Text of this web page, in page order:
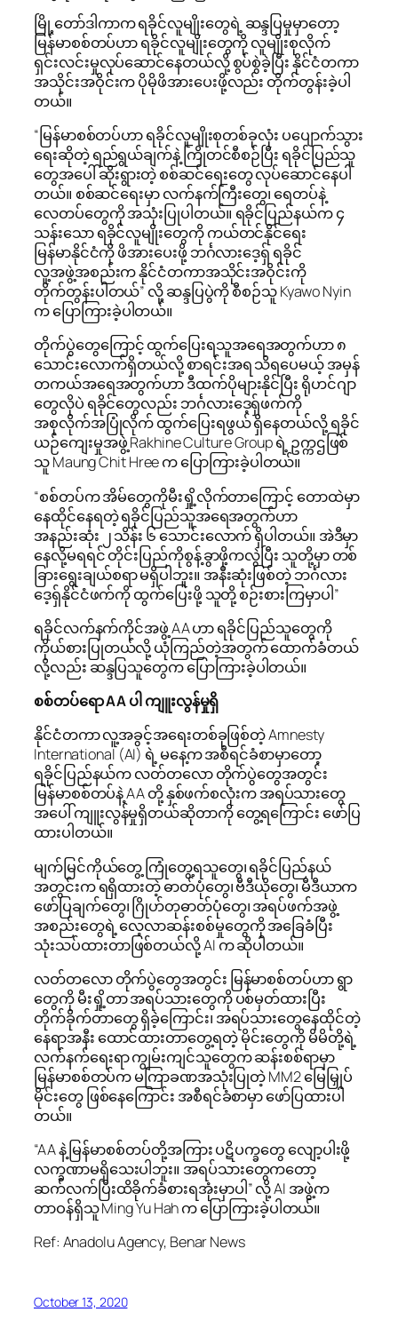
မြို့တော်ဒါကာက ရခိုင်လူမျိုးတွေရဲ့ ဆန္ဒပြမှုမှာတော့
မြန်မာစစ်တပ်ဟာ ရခိုင်လူမျိုးတွေကို လူမျိုးစုလိုက်
ရှင်းလင်းမှုလုပ်ဆောင်နေတယ်လို့ စွပ်စွဲခဲ့ပြီး နိုင်ငံတကာ
အသိုင်းအဝိုင်းက ပိုမိုဖိအားပေးဖို့လည်း တိုက်တွန်းခဲ့ပါ
တယ်။
“မြန်မာစစ်တပ်ဟာ ရခိုင်လူမျိုးစုတစ်ခုလုံး ပပျောက်သွား
ရေးဆိုတဲ့ ရည်ရွယ်ချက်နဲ့ ကြိုတင်စီစဉ်ပြီး ရခိုင်ပြည်သူ
တွေအပေါ် ဆိုးရွားတဲ့ စစ်ဆင်ရေးတွေ လုပ်ဆောင်နေပါ
တယ်။ စစ်ဆင်ရေးမှာ လက်နက်ကြီးတွေ၊ ရေတပ်နဲ့
လေတပ်တွေကို အသုံးပြုပါတယ်။ ရခိုင်ပြည်နယ်က ၄
သန်းသော ရခိုင်လူမျိုးတွေကို ကယ်တင်နိုင်ရေး
မြန်မာနိုင်ငံကို ဖိအားပေးဖို့ ဘင်္ဂလားဒေ့ရှ် ရခိုင်
လူ့အဖွဲ့အစည်းက နိုင်ငံတကာအသိုင်းအဝိုင်းကို
တိုက်တွန်းပါတယ်” လို့ ဆန္ဒပြပွဲကို စီစဉ်သူ Kyawo Nyin
က ပြောကြားခဲ့ပါတယ်။
တိုက်ပွဲတွေကြောင့် ထွက်ပြေးရသူအရေအတွက်ဟာ ၈
သောင်းလောက်ရှိတယ်လို့ စာရင်းအရ သိရပေမယ့် အမှန်
တကယ်အရေအတွက်ဟာ ဒီထက်ပိုများနိုင်ပြီး ရိုဟင်ဂျာ
တွေလိုပဲ ရခိုင်တွေလည်း ဘင်္ဂလားဒေ့ရှ်ဖက်ကို
အစုလိုက်အပြုံလိုက် ထွက်ပြေးရဖွယ် ရှိနေတယ်လို့ ရခိုင်
ယဉ်ကျေးမှုအဖွဲ့ Rakhine Culture Group ရဲ့ ဥက္ကဌဖြစ်
သူ Maung Chit Hree က ပြောကြားခဲ့ပါတယ်။
“စစ်တပ်က အိမ်တွေကိုမီးရှို့လိုက်တာကြောင့် တောထဲမှာ
နေထိုင်နေရတဲ့ ရခိုင်ပြည်သူအရေအတွက်ဟာ
အနည်းဆုံး ၂ သိန်း ၆ သောင်းလောက် ရှိပါတယ်။ အဲဒီမှာ
နေလို့မရရင် တိုင်းပြည်ကိုစွန့်ခွာဖို့ကလွဲပြီး သူတို့မှာ တစ်
ခြားရွေးချယ်စရာ မရှိပါဘူး။ အနီးဆုံးဖြစ်တဲ့ ဘင်္ဂလား
ဒေ့ရှ်နိုင်ငံဖက်ကို ထွက်ပြေးဖို့ သူတို့ စဉ်းစားကြမှာပါ”
ရခိုင်လက်နက်ကိုင်အဖွဲ့ AA ဟာ ရခိုင်ပြည်သူတွေကို
ကိုယ်စားပြုတယ်လို့ ယုံကြည်တဲ့အတွက် ထောက်ခံတယ်
လို့လည်း ဆန္ဒပြသူတွေက ပြောကြားခဲ့ပါတယ်။
စစ်တပ်ရော AA ပါ ကျူးလွန်မှုရှိ
နိုင်ငံတကာ လူ့အခွင့်အရေးတစ်ခုဖြစ်တဲ့ Amnesty
International (AI) ရဲ့ မနေ့က အစီရင်ခံစာမှာတော့
ရခိုင်ပြည်နယ်က လတ်တလော တိုက်ပွဲတွေအတွင်း
မြန်မာစစ်တပ်နဲ့ AA တို့ နှစ်ဖက်စလုံးက အရပ်သားတွေ
အပေါ် ကျူးလွန်မှုရှိတယ်ဆိုတာကို တွေ့ရကြောင်း ဖော်ပြ
ထားပါတယ်။
​မျက်မြင်ကိုယ်တွေ့ ကြုံတွေ့ရသူတွေ၊ ရခိုင်ပြည်နယ်
အတွင်းက ရရှိထားတဲ့ ဓာတ်ပုံတွေ၊ ဗီဒီယိုတွေ၊ မီဒီယာက
ဖော်ပြချက်တွေ၊ ဂြိုဟ်တုဓာတ်ပုံတွေ၊ အရပ်ဖက်အဖွဲ့
အစည်းတွေရဲ့ လေ့လာဆန်းစစ်မှုတွေကို အခြေခံပြီး
သုံးသပ်ထားတာဖြစ်တယ်လို့ AI က ဆိုပါတယ်။
လတ်တလော တိုက်ပွဲတွေအတွင်း မြန်မာစစ်တပ်ဟာ ရွာ
တွေကို မီးရှို့တာ အရပ်သားတွေကို ပစ်မှတ်ထားပြီး
တိုက်ခိုက်တာတွေ ရှိခဲ့ကြောင်း၊ အရပ်သားတွေနေထိုင်တဲ့
နေရာအနီး ထောင်ထားတာတွေ့ရတဲ့ မိုင်းတွေကို မိမိတို့ရဲ့
လက်နက်ရေးရာ ကျွမ်းကျင်သူတွေက ဆန်းစစ်ရာမှာ
မြန်မာစစ်တပ်က မကြာခဏအသုံးပြုတဲ့ MM2 မြေမြှုပ်
မိုင်းတွေ ဖြစ်နေကြောင်း အစီရင်ခံစာမှာ ဖော်ပြထားပါ
တယ်။
“AA နဲ့ မြန်မာစစ်တပ်တို့အကြား ပဋိပက္ခတွေ လျော့ပါးဖို့
လက္ခဏာမရှိသေးပါဘူး။ အရပ်သားတွေကတော့
ဆက်လက်ပြီးထိခိုက်ခံစားရအုံးမှာပါ” လို့ AI အဖွဲ့က
တာဝန်ရှိသူ Ming Yu Hah က ပြောကြားခဲ့ပါတယ်။
Ref: Anadolu Agency, Benar News
October 13, 2020